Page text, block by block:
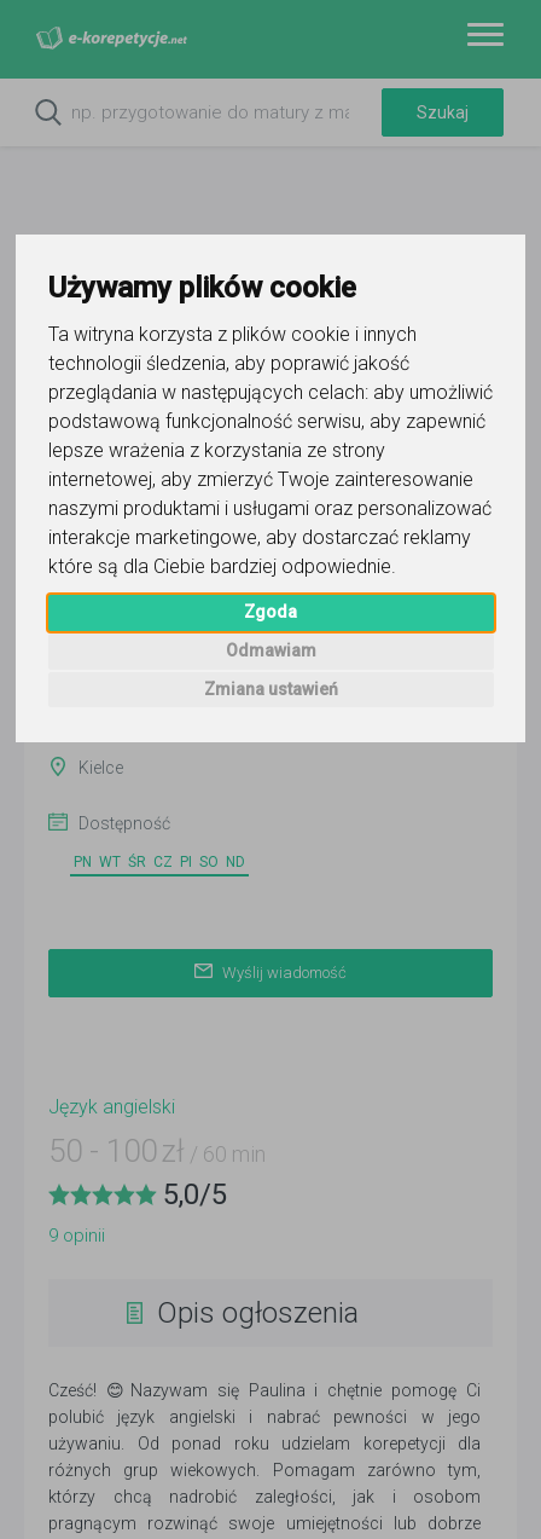
Używamy plików cookie
Ta witryna korzysta z plików cookie i innych
technologii śledzenia, aby poprawić jakość
przeglądania w następujących celach: aby umożliwić
podstawową funkcjonalność serwisu, aby zapewnić
lepsze wrażenia z korzystania ze strony
internetowej, aby zmierzyć Twoje zainteresowanie
naszymi produktami i usługami oraz personalizować
interakcje marketingowe, aby dostarczać reklamy
które są dla Ciebie bardziej odpowiednie.
Zgoda
Odmawiam
Zmiana ustawień
Do ulubionych
Oznacz wystąpienie kontaktu
Paulina Okła
Wyślij wiadomość
Ostatnia aktywność:
Kielce
Dostępność
PN WT ŚR CZ PI SO ND
Wyślij wiadomość
Język angielski
50 - 100 zł / 60 min
5,0/5
9 opinii
Opis ogłoszenia
Cześć! 😊Nazywam się Paulina i chętnie pomogę Ci
polubić język angielski i nabrać pewności w jego
używaniu. Od ponad roku udzielam korepetycji dla
różnych grup wiekowych. Pomagam zarówno tym,
którzy chcą nadrobić zaległości, jak i osobom
pragnącym rozwinąć swoje umiejętności lub dobrze